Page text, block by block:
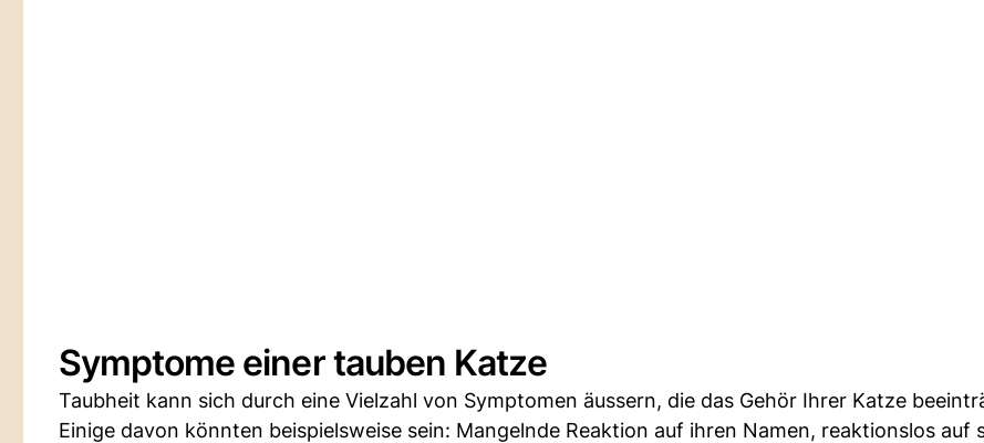
Symptome einer tauben Katze
Taubheit kann sich durch eine Vielzahl von Symptomen äussern, die das Gehör Ihrer Katze
Einige davon könnten beispielsweise sein: Mangelnde Reaktion auf ihren Namen, reaktionslos auf